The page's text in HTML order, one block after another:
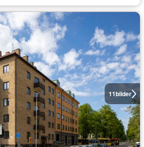
11bilder